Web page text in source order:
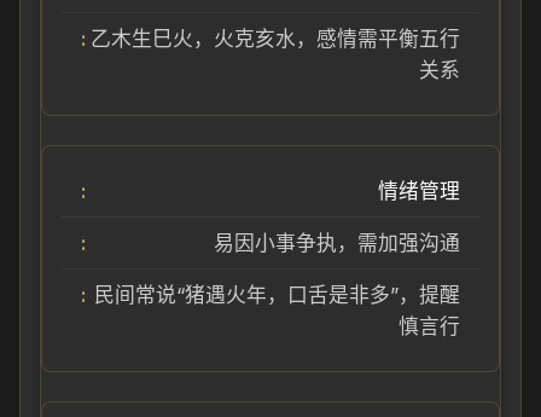
乙木生巳火，火克亥水，感情需平衡五行
关系
情绪管理
易因小事争执，需加强沟通
民间常说“猪遇火年，口舌是非多”，提醒
慎言行